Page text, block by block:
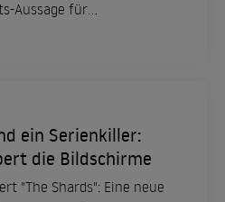
Aussage für
kursieren Gerüchte
ein Serienkiller:
die Bildschirme
"The Shards": Eine neue